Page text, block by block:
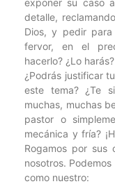
exponer su caso
detalle,
Dios, y pedir
fervor, en el
hacerlo? ¿Lo harás?
¿Podrás justificar
este tema? ¿Te
muchas, muchas
pastor o
mecánica y fría?
Rogamos por sus
nosotros.
como nuestro: